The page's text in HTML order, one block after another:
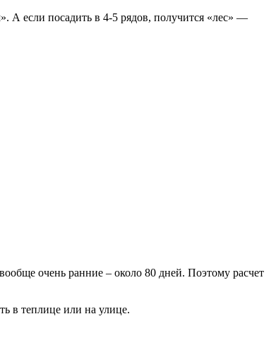
А если посадить в 4-5 рядов, получится «лес» —
очень ранние – около 80 дней. Поэтому расчет
в теплице или на улице.